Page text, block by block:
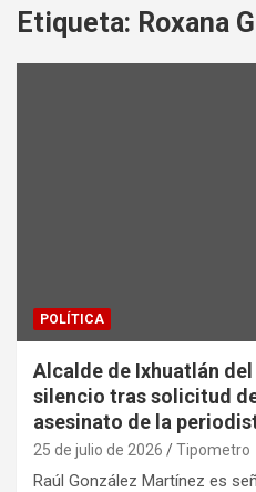
Etiqueta: Roxana
POLÍTICA
Alcalde de Ixhuatlán
silencio tras solicitud
asesinato de la
25 de julio de 2026 Tipometro
Raúl González Martínez es